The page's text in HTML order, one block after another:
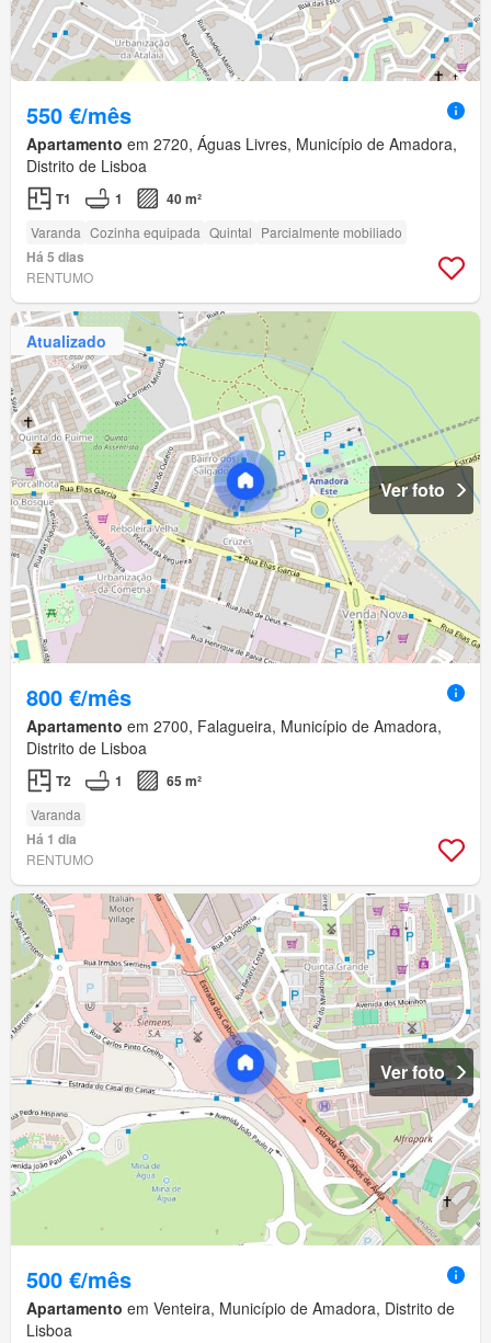
550 €/mês
Apartamento em 2720, Águas Livres, Município de Amadora,
Distrito de Lisboa
T1 1 40 m²
Varanda Cozinha equipada Quintal Parcialmente mobiliado
Há 5 dias
RENTUMO
Atualizado
Ver foto
800 €/mês
Apartamento em 2700, Falagueira, Município de Amadora,
Distrito de Lisboa
T2 1 65 m²
Varanda
Há 1 dia
RENTUMO
Ver foto
500 €/mês
Apartamento em Venteira, Município de Amadora, Distrito de
Lisboa